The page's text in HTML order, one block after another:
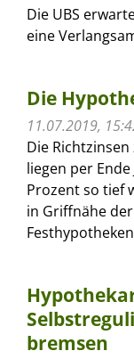
Die UBS
eine
Die
11.07.2019,
Die
liegen per
Prozent so tief
in Griffnähe
bremsen